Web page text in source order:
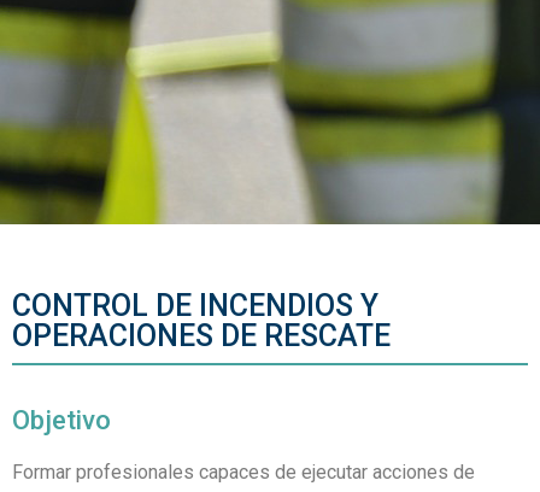
CONTROL DE INCENDIOS Y
OPERACIONES DE RESCATE
Objetivo
Formar profesionales capaces de ejecutar acciones de